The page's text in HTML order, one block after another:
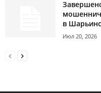
в
Июл 20, 2026